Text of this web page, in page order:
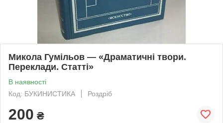
Микола Гумільов — «Драматичні твори.
Переклади. Статті»
В наявності
Код: БУКИНИСТИКА
Роздріб
200 ₴